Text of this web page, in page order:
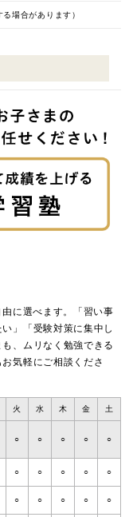
場合があります）
に選べます。「習い事
」「受験対策に集中し
、ムリなく勉強できる
気軽にご相談くださ
火 水 木 金 土
○ ○ ○ ○ ○
○ ○ ○ ○ ○
○ ○ ○ ○ ○